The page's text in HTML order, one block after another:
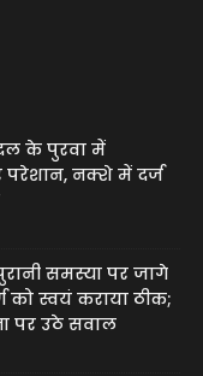
के पुरवा में
परेशान, नक्शे में दर्ज
समस्या पर जागे
को स्वयं कराया ठीक;
पर उठे सवाल